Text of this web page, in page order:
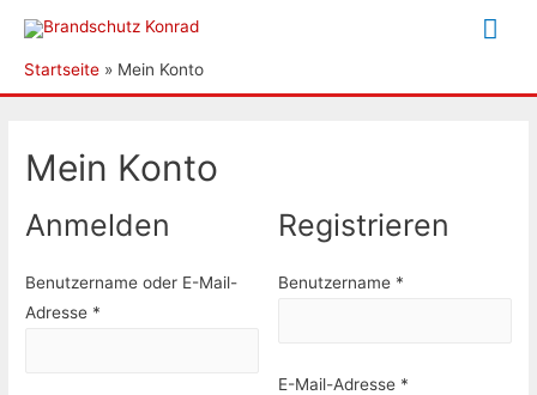
Startseite Mein Konto
Mein Konto
Anmelden
Benutzername oder E-Mail-
Adresse *
Registrieren
Benutzername *
E-Mail-Adresse *